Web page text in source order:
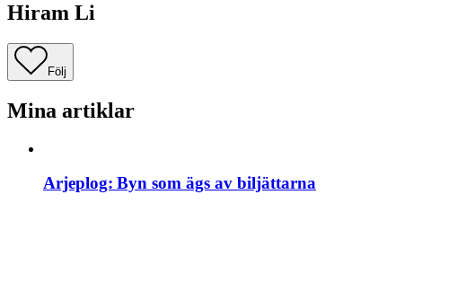
Hiram Li
Följ
Mina artiklar
Arjeplog: Byn som ägs av biljättarna